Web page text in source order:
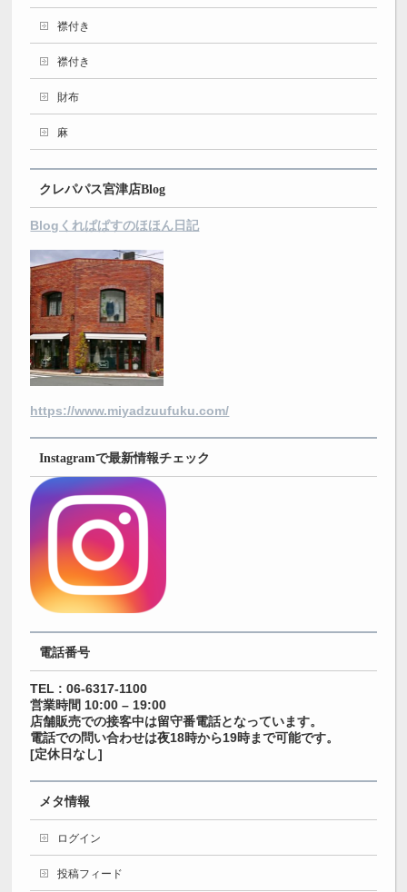
襟付き
襟付き
財布
麻
クレパパス宮津店Blog
Blogくれぱぱすのほほん日記
https://www.miyadzuufuku.com/
Instagramで最新情報チェック
電話番号
TEL : 06-6317-1100
営業時間 10:00 – 19:00
店舗販売での接客中は留守番電話となっています。
電話での問い合わせは夜18時から19時まで可能です。
[定休日なし]
メタ情報
ログイン
投稿フィード